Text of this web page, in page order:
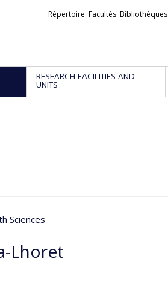
Liens
Répertoire Facultés Bibliothèques
RESEARCH FACILITIES AND
UNITS
Sciences
Lhoret